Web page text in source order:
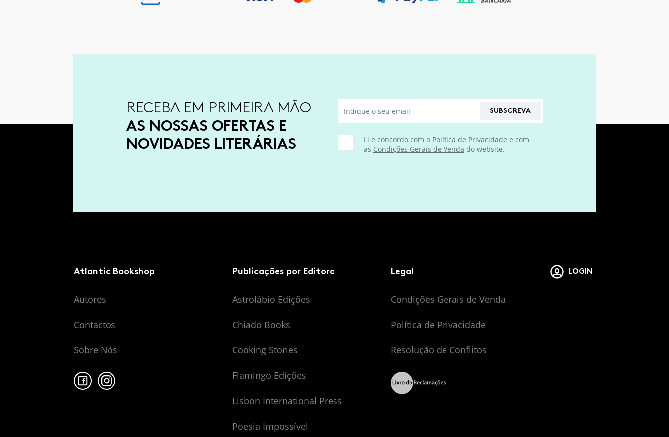
RECEBA EM PRIMEIRA MÃO
AS NOSSAS OFERTAS E
NOVIDADES LITERÁRIAS
SUBSCREVA
Li e concordo com a Política de Privacidade e com
as Condições Gerais de Venda do website.
LOGIN
Atlantic Bookshop
Autores
Contactos
Sobre Nós
Publicações por Editora
Astrolábio Edições
Chiado Books
Cooking Stories
Flamingo Edições
Lisbon International Press
Poesia Impossível
Legal
Condições Gerais de Venda
Política de Privacidade
Resolução de Conflitos